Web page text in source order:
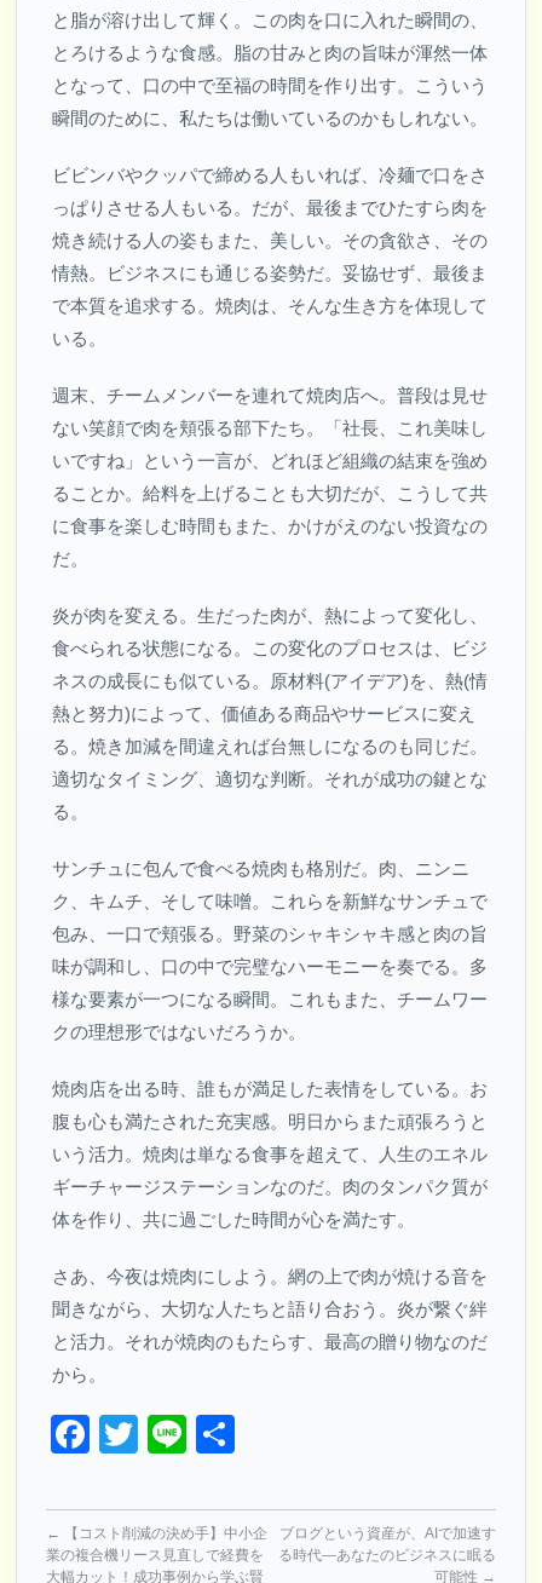
と脂が溶け出して輝く。この肉を口に入れた瞬間の、
とろけるような食感。脂の甘みと肉の旨味が渾然一体
となって、口の中で至福の時間を作り出す。こういう
瞬間のために、私たちは働いているのかもしれない。
ビビンバやクッパで締める人もいれば、冷麺で口をさ
っぱりさせる人もいる。だが、最後までひたすら肉を
焼き続ける人の姿もまた、美しい。その貪欲さ、その
情熱。ビジネスにも通じる姿勢だ。妥協せず、最後ま
で本質を追求する。焼肉は、そんな生き方を体現して
いる。
週末、チームメンバーを連れて焼肉店へ。普段は見せ
ない笑顔で肉を頬張る部下たち。「社長、これ美味し
いですね」という一言が、どれほど組織の結束を強め
ることか。給料を上げることも大切だが、こうして共
に食事を楽しむ時間もまた、かけがえのない投資なの
だ。
炎が肉を変える。生だった肉が、熱によって変化し、
食べられる状態になる。この変化のプロセスは、ビジ
ネスの成長にも似ている。原材料(アイデア)を、熱(情
熱と努力)によって、価値ある商品やサービスに変え
る。焼き加減を間違えれば台無しになるのも同じだ。
適切なタイミング、適切な判断。それが成功の鍵とな
る。
サンチュに包んで食べる焼肉も格別だ。肉、ニンニ
ク、キムチ、そして味噌。これらを新鮮なサンチュで
包み、一口で頬張る。野菜のシャキシャキ感と肉の旨
味が調和し、口の中で完璧なハーモニーを奏でる。多
様な要素が一つになる瞬間。これもまた、チームワー
クの理想形ではないだろうか。
焼肉店を出る時、誰もが満足した表情をしている。お
腹も心も満たされた充実感。明日からまた頑張ろうと
いう活力。焼肉は単なる食事を超えて、人生のエネル
ギーチャージステーションなのだ。肉のタンパク質が
体を作り、共に過ごした時間が心を満たす。
さあ、今夜は焼肉にしよう。網の上で肉が焼ける音を
聞きながら、大切な人たちと語り合おう。炎が繋ぐ絆
と活力。それが焼肉のもたらす、最高の贈り物なのだ
から。
Facebook
Twitter
Line
←
【コスト削減の決め手】中小企
業の複合機リース見直しで経費を
大幅カット！成功事例から学ぶ賢
ブログという資産が、AIで加速す
る時代―あなたのビジネスに眠る
可能性 →